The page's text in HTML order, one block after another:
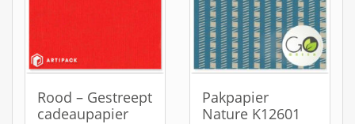
Rood – Gestreept
cadeaupapier
Pakpapier
Nature K12601